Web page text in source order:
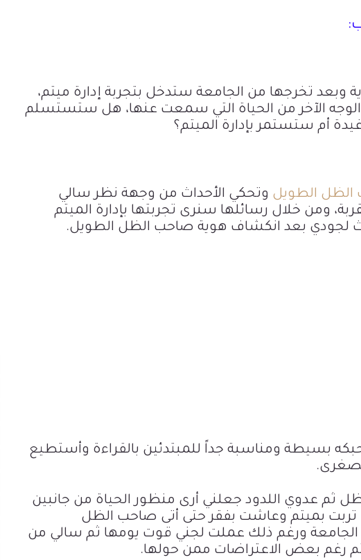
وبعد تخرجها من الجامعة ستدخل بتجربة إدارة ميتم،
الآخر من الحياة التي سمعت عنها، هل ستستسلم
أم ستستمر بإدارة الميتم؟
الظل الطويل وتحكي الأحداث من وجهة نظر سالي
ومن خلال رسائلها سنرى تجربتها بإدارة الميتم
لجودي بعد انكشاف هوية صاحب الظل الطويل.
بسيطة ومناسبة جداً للمبتدئين بالقراءة وأستطيع
ثم عدوي اللدود جعلني أرى منظور الحياة من جانبين
تربت بميتم وعاشت بفقر حتى أتى صاحب الظل
الجامعة ورغم ذلك عملت لجني قوت يومها ثم سالي من
رغم بعض الاعتراضات ممن حولها.